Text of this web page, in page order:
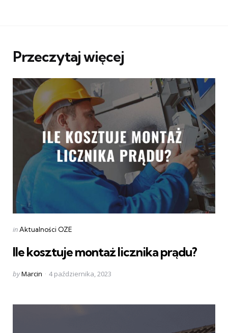
Przeczytaj więcej
Categories
Posted
inAktualności OZE
Ile kosztuje montaż licznika prądu?
Posted
byMarcin 4 października, 2023